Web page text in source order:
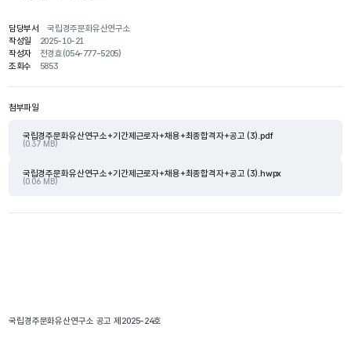
담당부서
국립경주문화유산연구소
작성일
2025-10-21
작성자
전경효(054-777-5205)
조회수
5853
첨부파일
국립경주문화유산연구소+기간제근로자+채용+최종합격자+공고 (3).pdf
(0.37 MB)
국립경주문화유산연구소+기간제근로자+채용+최종합격자+공고 (3).hwpx
(0.06 MB)
국립경주문화유산연구소 공고 제2025-24호